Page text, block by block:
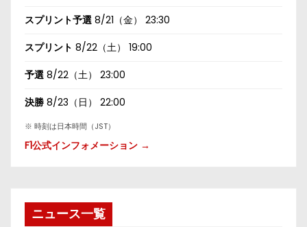
スプリント予選 8/21（金） 23:30
スプリント 8/22（土） 19:00
予選 8/22（土） 23:00
決勝 8/23（日） 22:00
※ 時刻は日本時間（JST）
F1公式インフォメーション →
ニュース一覧